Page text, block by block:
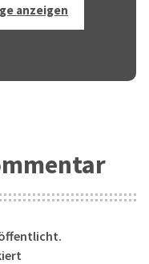
anzeigen